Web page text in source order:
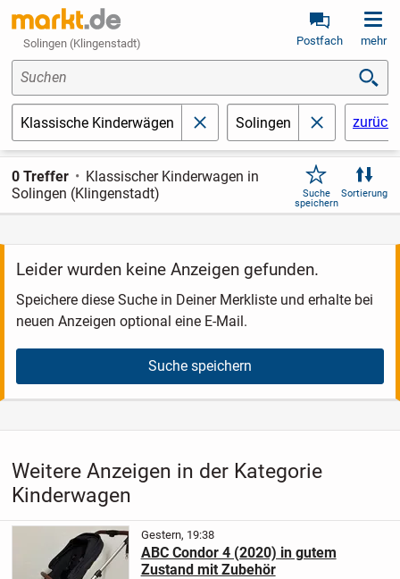
Solingen (Klingenstadt) Postfach mehr
Suchen
Klassische Kinderwägen schließenSolingen schließen
0 Treffer
Klassischer Kinderwagen in
Solingen (Klingenstadt)
Suche
speichern
Sortierung
Leider wurden keine Anzeigen gefunden.
Speichere diese Suche in Deiner Merkliste und erhalte bei
neuen Anzeigen optional eine E-Mail.
Suche speichern
Weitere Anzeigen in der Kategorie
Kinderwagen
Gestern, 19:38
ABC Condor 4 (2020) in gutem
Zustand mit Zubehör